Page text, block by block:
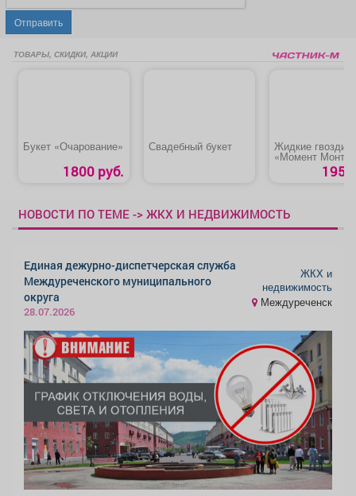
Отправить
ТОВАРЫ, СКИДКИ, АКЦИИ
Букет «Очарование»
1800 руб.
Свадебный букет Жидкие гвозди
«Момент
195
НОВОСТИ ПО ТЕМЕ -> ЖКХ И НЕДВИЖИМОСТЬ
Единая дежурно-диспетчерская служба
Междуреченского муниципального
округа
28.07.2026
ЖКХ и
недвижимость
Междуреченск